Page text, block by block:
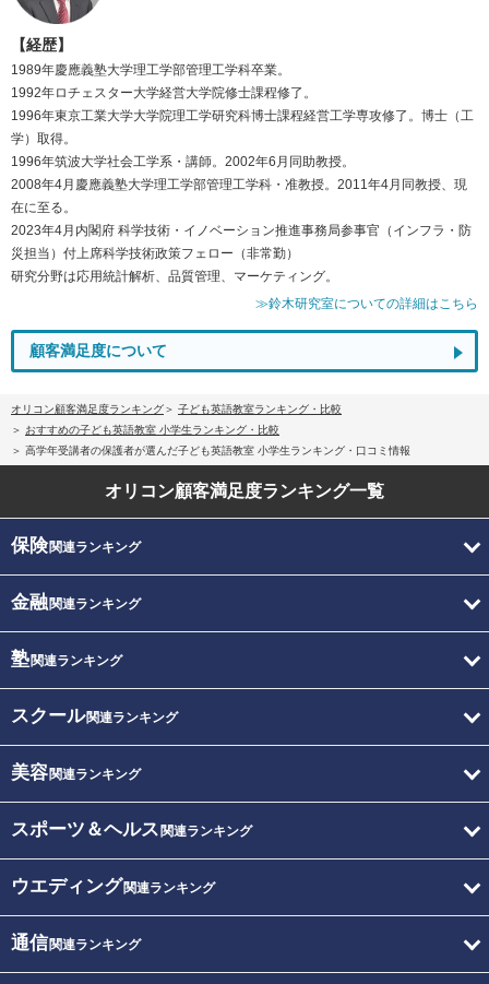
【経歴】
1989年慶應義塾大学理工学部管理工学科卒業。
1992年ロチェスター大学経営大学院修士課程修了。
1996年東京工業大学大学院理工学研究科博士課程経営工学専攻修了。博士（工
学）取得。
1996年筑波大学社会工学系・講師。2002年6月同助教授。
2008年4月慶應義塾大学理工学部管理工学科・准教授。2011年4月同教授、現
在に至る。
2023年4月内閣府 科学技術・イノベーション推進事務局参事官（インフラ・防
災担当）付上席科学技術政策フェロー（非常勤）
研究分野は応用統計解析、品質管理、マーケティング。
≫鈴木研究室についての詳細はこちら
顧客満足度について
オリコン顧客満足度ランキング
子ども英語教室ランキング・比較
おすすめの子ども英語教室 小学生ランキング・比較
高学年受講者の保護者が選んだ子ども英語教室 小学生ランキング・口コミ情報
オリコン顧客満足度ランキング一覧
保険関連ランキング
金融関連ランキング
塾関連ランキング
スクール関連ランキング
美容関連ランキング
スポーツ＆ヘルス 関連ランキング
ウエディング関連ランキング
通信関連ランキング